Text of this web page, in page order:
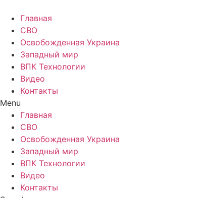
Главная
СВО
Освобожденная Украина
Западный мир
ВПК Технологии
Видео
Контакты
Menu
Главная
СВО
Освобожденная Украина
Западный мир
ВПК Технологии
Видео
Контакты